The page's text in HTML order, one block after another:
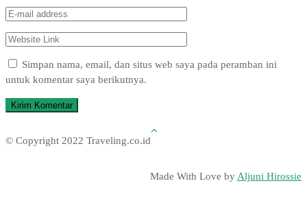
Simpan nama, email, dan situs web saya pada peramban ini
untuk komentar saya berikutnya.
© Copyright 2022 Traveling.co.id
Made With Love by Aljuni Hirossie